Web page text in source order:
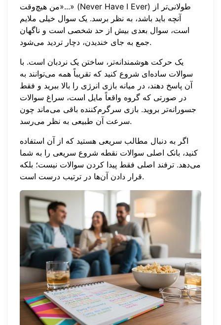
«من هیچ‌وقت...» (Never Have I Ever) طولانی‌تر از
آنچه باید باشد، به نظر برسد. یک سوال خیلی ملایم
است، سوال بعدی بیش از حد شخصی است و ناگهان
جمع به جای خندیدن، دچار تردید می‌شود.
یک حرکت هوشمندانه‌تر، ساختن یک نردبان است. با
سوالات ساده‌ای شروع کنید که تقریباً همه می‌توانند به
آن پاسخ دهند، در میانه بازی انرژی را بالا ببرید و فقط
در صورتی که گروه واقعاً مایل است، سراغ سوالات
جسورانه‌تر بروید. بازی سرگرم‌کننده باقی می‌ماند چون
سرعت آن طبیعی به نظر می‌رسد.
اگر به دنبال مطالب سریعی هستید که از آن استفاده
کنید، بانک اصلی سوالات نقطه شروع سریعی را به شما
می‌دهد. ترفند اصلی فقط پیدا کردن سوالات نیست؛ بلکه
قرار دادن آن‌ها در ترتیب درست است.